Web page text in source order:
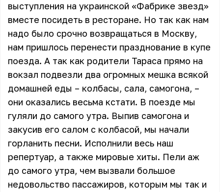
выступления на украинской «Фабрике звезд»
вместе посидеть в ресторане. Но так как нам
надо было срочно возвращаться в Москву,
нам пришлось перенести празднование в купе
поезда. А так как родители Тараса прямо на
вокзал подвезли два огромных мешка всякой
домашней еды – колбасы, сала, самогона, –
они оказались весьма кстати. В поезде мы
гуляли до самого утра. Выпив самогона и
закусив его салом с колбасой, мы начали
горланить песни. Исполнили весь наш
репертуар, а также мировые хиты. Пели аж
до самого утра, чем вызвали большое
недовольство пассажиров, которым мы так и